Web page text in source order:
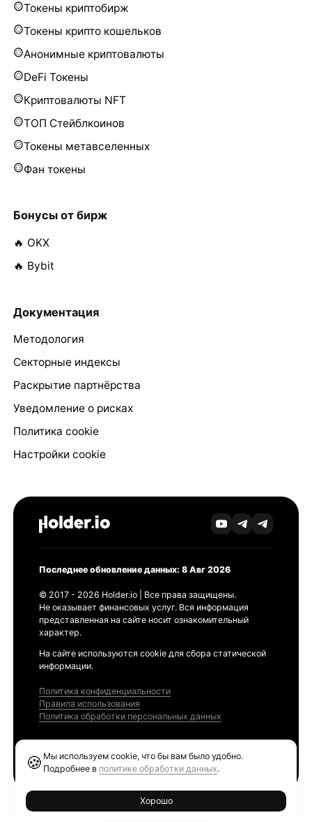
Токены криптобирж
Токены крипто кошельков
Анонимные криптовалюты
DeFi Токены
Криптовалюты NFT
ТОП Стейблкоинов
Токены метавселенных
Фан токены
Бонусы от бирж
🔥 OKX
🔥 Bybit
Документация
Методология
Секторные индексы
Раскрытие партнёрства
Уведомление о рисках
Политика cookie
Настройки cookie
Последнее обновление данных: 8 Авг 2026
© 2017 - 2026 Holder.io | Все права защищены.
Не оказывает финансовых услуг. Вся информация
представленная на сайте носит ознакомительный
характер.
На сайте используются cookie для сбора статической
информации.
Политика конфиденциальности
Правила использования
Политика обработки персональных данных
🍪 Мы используем cookie, что бы вам было удобно.
Подробнее в политике обработки данных.
Хорошо
Ethereum GAS Tracker